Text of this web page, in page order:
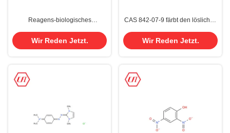
Reagens-biologisches
Eosin Y färbt CAS 17372-87-1
Wir Reden Jetzt.
CAS 842-07-9 färbt den löslichen
Wir Reden Jetzt.